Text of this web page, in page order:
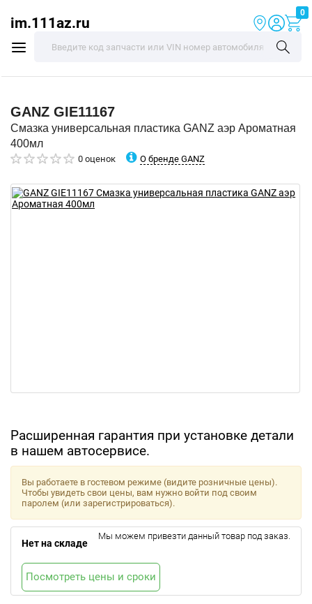
im.111az.ru
0
GANZ GIE11167
Смазка универсальная пластика GANZ аэр Ароматная
400мл
0 оценок О бренде GANZ
Расширенная гарантия при установке детали
в нашем автосервисе.
Вы работаете в гостевом режиме (видите розничные цены).
Чтобы увидеть свои цены, вам нужно войти под своим
паролем (или зарегистрироваться).
Нет на складе
Мы можем привезти данный товар под заказ.
Посмотреть цены и сроки